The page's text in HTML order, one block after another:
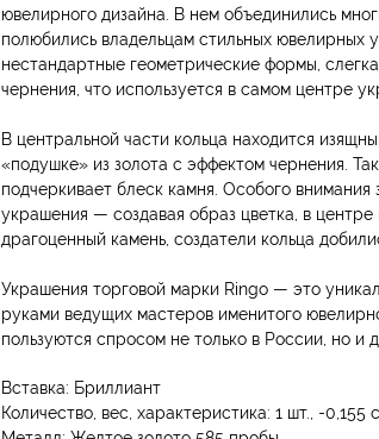
ювелирного дизайна. В нем объединились
полюбились владельцам стильных ювелирных
нестандартные геометрические формы,
чернения, что используется в самом центре
В центральной части кольца находится
«подушке» из золота с эффектом чернения.
подчеркивает блеск камня. Особого
украшения — создавая образ цветка, в центре
драгоценный камень, создатели кольца
Украшения торговой марки Ringo — это
руками ведущих мастеров именитого
пользуются спросом не только в России, но и
Вставка: Бриллиант
Количество, вес, характеристика: 1 шт., -0,155